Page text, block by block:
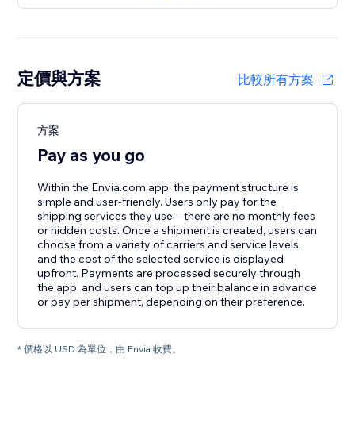
定價與方案 比較所有方案
方案
Pay as you go
Within the Envia.com app, the payment structure is
simple and user-friendly. Users only pay for the
shipping services they use—there are no monthly fees
or hidden costs. Once a shipment is created, users can
choose from a variety of carriers and service levels,
and the cost of the selected service is displayed
upfront. Payments are processed securely through
the app, and users can top up their balance in advance
or pay per shipment, depending on their preference.
* 價格以 USD 為單位，由 Envia 收費。